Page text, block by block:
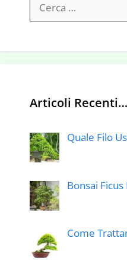
per:
Articoli
Quale Filo
Bonsai
Come